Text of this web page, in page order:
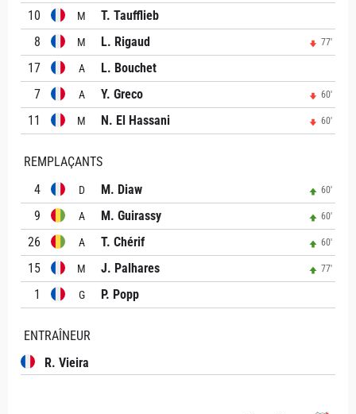
10
M
T. Taufflieb
8
M L. Rigaud 77'
17 A
L. Bouchet
7
A Y. Greco 60'
11 M N. El Hassani 60'
REMPLAÇANTS
4
D M. Diaw 60'
9 A M. Guirassy 60'
26 A T. Chérif 60'
15 M J. Palhares 77'
1 G P. Popp
ENTRAÎNEUR
R. Vieira